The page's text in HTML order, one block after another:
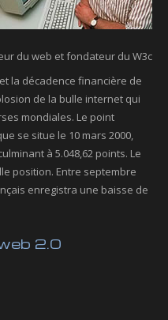
du web et fondateur du W3c
la décadence financière de
de la bulle internet qui
mondiales. Le point
se situe le 10 mars 2000,
à 5.048,62 points. Le
position. Entre septembre
enregistra une baisse de
2.0